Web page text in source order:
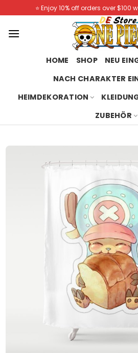
to
content
⭐️ Enjoy 10% off orders over $100
HOME SHOP
NEU
NACH CHARAKTER
HEIMDEKORATION
ZUBEHÖR